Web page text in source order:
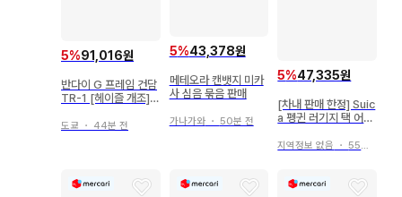
5%91,016원
반다이 G 프레임 건담
TR-1 [헤이즐 개조]
도쿄 ・ 44분 전
5%43,378원
메테오라 캔뱃지 미카
사 심음 묶음 판매
가나가와・ 50분 전
5%47,335원
[차내 판매 한정] Suic
a 펭귄 러기지 택 어텐
지역정보 없음 ・55분 전